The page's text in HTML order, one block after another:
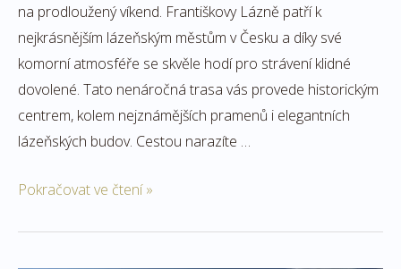
na prodloužený víkend. Františkovy Lázně patří k
nejkrásnějším lázeňským městům v Česku a díky své
komorní atmosféře se skvěle hodí pro strávení klidné
dovolené. Tato nenáročná trasa vás provede historickým
centrem, kolem nejznámějších pramenů i elegantních
lázeňských budov. Cestou narazíte …
Pokračovat ve čtení »